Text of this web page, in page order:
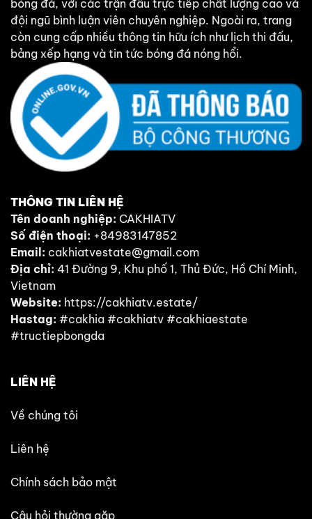
bóng đá, với các trận đấu trực tiếp chất lượng cao và
đội ngũ bình luận viên chuyên nghiệp. Ngoài ra, trang
còn cung cấp nhiều thông tin hữu ích như lịch thi đấu,
bảng xếp hạng và tin tức bóng đá nóng hổi.
THÔNG TIN LIÊN HỆ
Tên doanh nghiệp: CAKHIATV
Số điện thoại: +84983147852
Email: cakhiatvestate@gmail.com
Địa chỉ: 41 Đường 9, Khu phố 1, Thủ Đức, Hồ Chí Minh,
Vietnam
Website: https://cakhiatv.estate/
Hastag: #cakhia #cakhiatv #cakhiaestate
#tructiepbongda
LIÊN HỆ
Về chúng tôi
Liên hệ
Chính sách bảo mật
Câu hỏi thường gặp